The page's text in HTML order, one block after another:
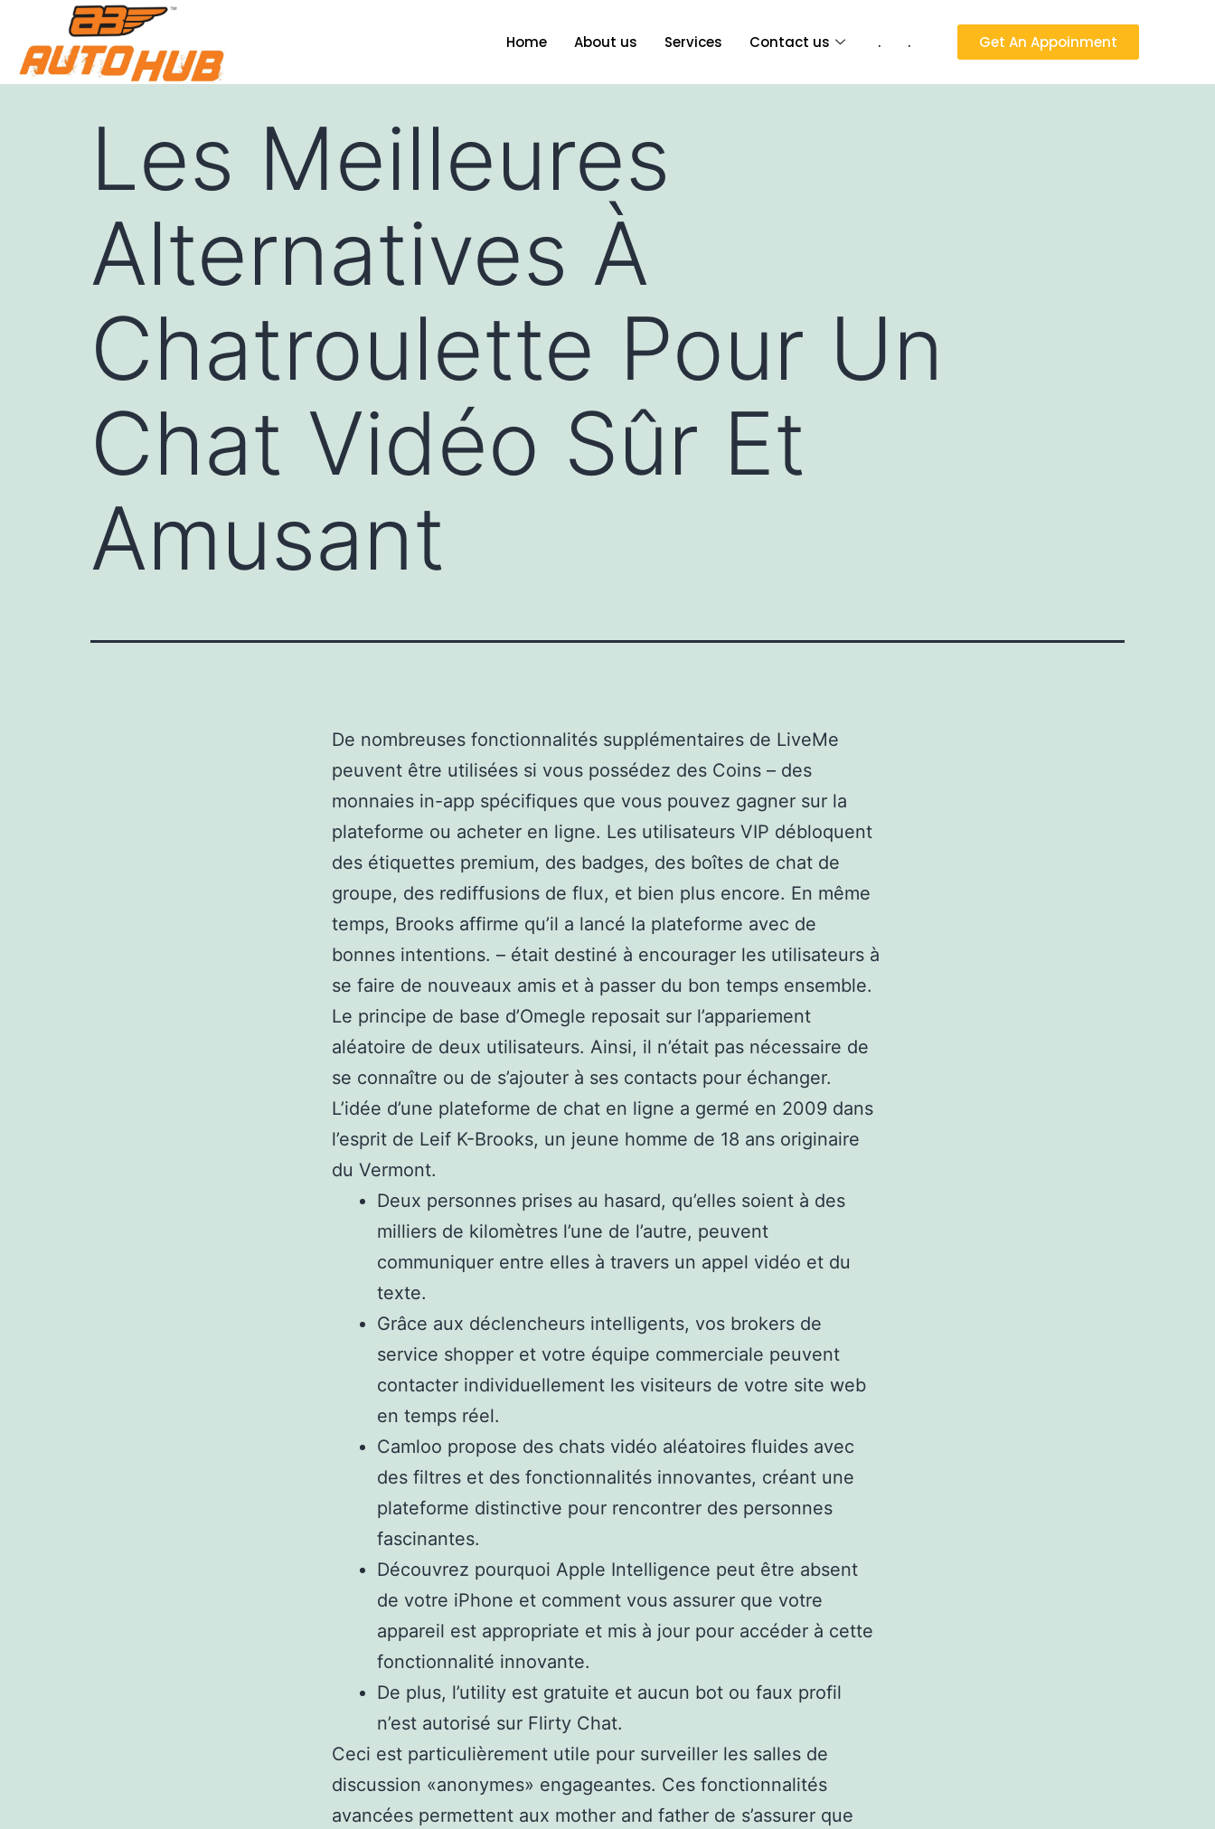
Home About us Services Contact us . . Get An Appoinment
Les Meilleures
Alternatives À
Chatroulette Pour Un
Chat Vidéo Sûr Et
Amusant
De nombreuses fonctionnalités supplémentaires de LiveMe
peuvent être utilisées si vous possédez des Coins – des
monnaies in-app spécifiques que vous pouvez gagner sur la
plateforme ou acheter en ligne. Les utilisateurs VIP débloquent
des étiquettes premium, des badges, des boîtes de chat de
groupe, des rediffusions de flux, et bien plus encore. En même
temps, Brooks affirme qu’il a lancé la plateforme avec de
bonnes intentions. – était destiné à encourager les utilisateurs à
se faire de nouveaux amis et à passer du bon temps ensemble.
Le principe de base d’Omegle reposait sur l’appariement
aléatoire de deux utilisateurs. Ainsi, il n’était pas nécessaire de
se connaître ou de s’ajouter à ses contacts pour échanger.
L’idée d’une plateforme de chat en ligne a germé en 2009 dans
l’esprit de Leif K-Brooks, un jeune homme de 18 ans originaire
du Vermont.
Deux personnes prises au hasard, qu’elles soient à des
milliers de kilomètres l’une de l’autre, peuvent
communiquer entre elles à travers un appel vidéo et du
texte.
Grâce aux déclencheurs intelligents, vos brokers de
service shopper et votre équipe commerciale peuvent
contacter individuellement les visiteurs de votre site web
en temps réel.
Camloo propose des chats vidéo aléatoires fluides avec
des filtres et des fonctionnalités innovantes, créant une
plateforme distinctive pour rencontrer des personnes
fascinantes.
Découvrez pourquoi Apple Intelligence peut être absent
de votre iPhone et comment vous assurer que votre
appareil est appropriate et mis à jour pour accéder à cette
fonctionnalité innovante.
De plus, l’utility est gratuite et aucun bot ou faux profil
n’est autorisé sur Flirty Chat.
Ceci est particulièrement utile pour surveiller les salles de
discussion «anonymes» engageantes. Ces fonctionnalités
avancées permettent aux mother and father de s’assurer que